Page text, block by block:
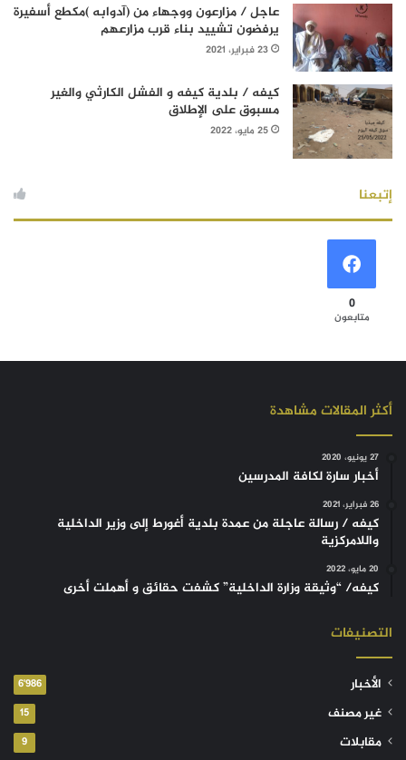
عاجل / مزارعون ووجهاء من (آدوابه )مكطع أسفيرة
يرفضون تشييد بناء قرب مزارعهم
23 فبراير، 2021
كيفه / بلدية كيفه و الفشل الكارثي والغير
مسبوق على الإطلاق
25 مايو، 2022
إتبعنا
0
متابعون
أكثر المقالات مشاهدة
27 يونيو، 2020
أخبار سارة لكافة المدرسين
26 فبراير، 2021
كيفه / رسالة عاجلة من عمدة بلدية أغورط إلى وزير الداخلية
واللامركزية
20 مايو، 2022
كيفه/ “وثيقة وزارة الداخلية” كشفت حقائق و أهملت أخرى
التصنيفات
الأخبار 6٬986
غير مصنف 15
مقابلات 9